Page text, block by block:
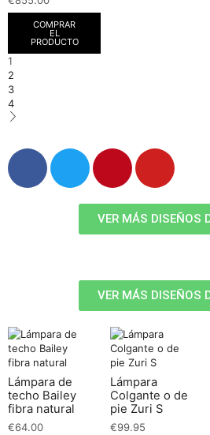
COMPRAR
EL
PRODUCTO
1
2
3
4
VER MÁS DISEÑOS
VER MÁS DISEÑOS
Lámpara de
techo Bailey
fibra natural
€64.00
Lámpara
Colgante o de
pie Zuri S
€99.95